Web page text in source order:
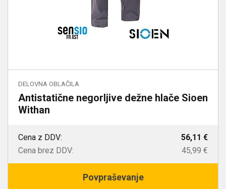
DELOVNA OBLAČILA
Antistatične negorljive dežne hlače Sioen
Withan
Cena z DDV:
56,11 €
Cena brez DDV:
45,99 €
Povpraševanje